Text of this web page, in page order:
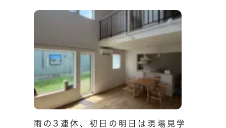
雨の3連休、初日の明日は現場見学